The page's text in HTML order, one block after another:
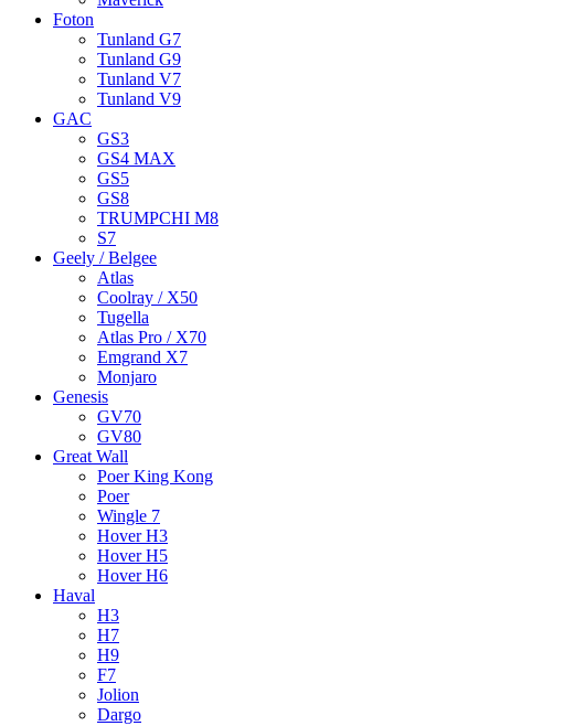
Foton
Tunland G7
Tunland G9
Tunland V7
Tunland V9
GAC
GS3
GS4 MAX
GS5
GS8
TRUMPCHI M8
S7
Geely / Belgee
Atlas
Coolray / X50
Tugella
Atlas Pro / X70
Emgrand X7
Monjaro
Genesis
GV70
GV80
Great Wall
Poer King Kong
Poer
Wingle 7
Hover H3
Hover H5
Hover H6
Haval
H3
H7
H9
F7
Jolion
Dargo